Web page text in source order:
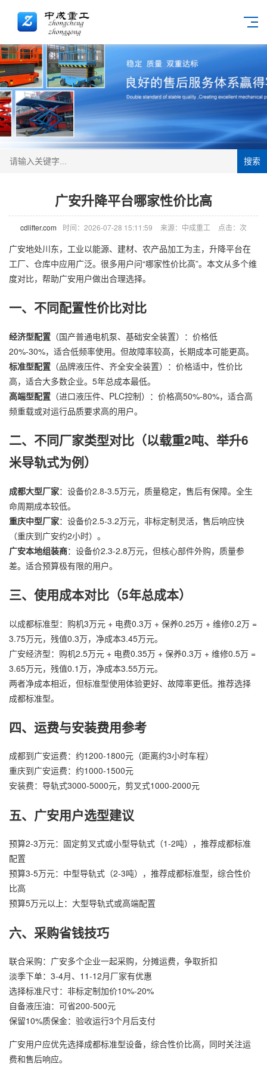
搜索
广安升降平台哪家性价比高
cdlifter.com 时间：2026-07-28 15:11:59 来源：中成重工 点击： 次
广安地处川东，工业以能源、建材、农产品加工为主，升降平台在
工厂、仓库中应用广泛。很多用户问“哪家性价比高”。本文从多个维
度对比，帮助广安用户做出合理选择。
一、不同配置性价比对比
经济型配置 （国产普通电机泵、基础安全装置）：价格低
20%-30%，适合低频率使用。但故障率较高，长期成本可能更高。
标准型配置 （品牌液压件、齐全安全装置）：价格适中，性价比
高，适合大多数企业。5年总成本最低。
高端型配置 （进口液压件、PLC控制）：价格高50%-80%，适合高
频重载或对运行品质要求高的用户。
二、不同厂家类型对比（以载重2吨、举升6
米导轨式为例）
成都大型厂家：设备价2.8-3.5万元，质量稳定，售后有保障。全生
命周期成本较低。
重庆中型厂家：设备价2.5-3.2万元，非标定制灵活，售后响应快
（重庆到广安约2小时）。
广安本地组装商：设备价2.3-2.8万元，但核心部件外购，质量参
差。适合预算极有限的用户。
三、使用成本对比（5年总成本）
以成都标准型：购机3万元 + 电费0.3万 + 保养0.25万 + 维修0.2万 =
3.75万元，残值0.3万，净成本3.45万元。
广安经济型：购机2.5万元 + 电费0.35万 + 保养0.3万 + 维修0.5万 =
3.65万元，残值0.1万，净成本3.55万元。
两者净成本相近，但标准型使用体验更好、故障率更低。推荐选择
成都标准型。
四、运费与安装费用参考
成都到广安运费：约1200-1800元（距离约3小时车程）
重庆到广安运费：约1000-1500元
安装费：导轨式3000-5000元，剪叉式1000-2000元
五、广安用户选型建议
预算2-3万元：固定剪叉式或小型导轨式（1-2吨），推荐成都标准
配置
预算3-5万元：中型导轨式（2-3吨），推荐成都标准型，综合性价
比高
预算5万元以上：大型导轨式或高端配置
六、采购省钱技巧
联合采购：广安多个企业一起采购，分摊运费，争取折扣
淡季下单：3-4月、11-12月厂家有优惠
选择标准尺寸：非标定制加价10%-20%
自备液压油：可省200-500元
保留10%质保金：验收运行3个月后支付
广安用户应优先选择成都标准型设备，综合性价比高，同时关注运
费和售后响应。